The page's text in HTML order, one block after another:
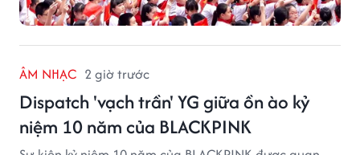
ÂM NHẠC 2 giờ trước
Dispatch 'vạch trần' YG giữa ồn ào kỷ
niệm 10 năm của BLACKPINK